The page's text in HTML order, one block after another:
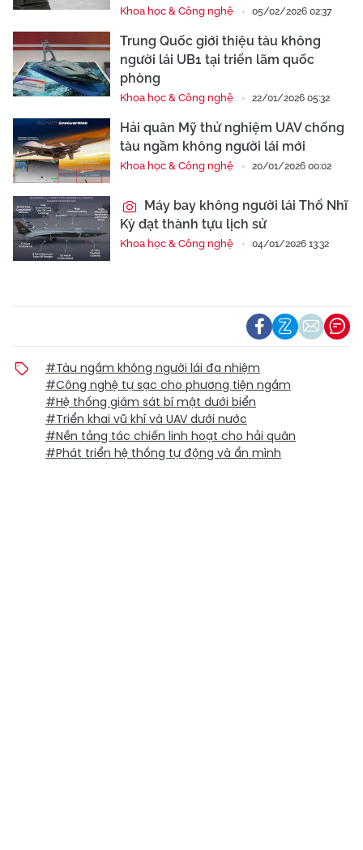
Khoa học & Công nghệ 05/02/2026 02:37
Trung Quốc giới thiệu tàu không
người lái UB1 tại triển lãm quốc
phòng
Khoa học & Công nghệ 22/01/2026 05:32
Hải quân Mỹ thử nghiệm UAV chống
tàu ngầm không người lái mới
Khoa học & Công nghệ 20/01/2026 00:02
Máy bay không người lái Thổ Nhĩ
Kỳ đạt thành tựu lịch sử
Khoa học & Công nghệ 04/01/2026 13:32
#Tàu ngầm không người lái đa nhiệm
#Công nghệ tự sạc cho phương tiện ngầm
#Hệ thống giám sát bí mật dưới biển
#Triển khai vũ khí và UAV dưới nước
#Nền tảng tác chiến linh hoạt cho hải quân
#Phát triển hệ thống tự động và ẩn mình